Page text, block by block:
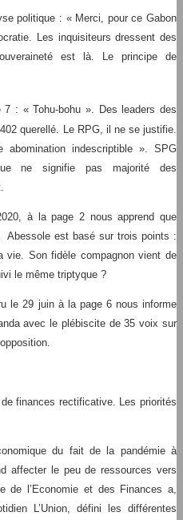
politique : « Merci, pour ce Gabon
Les inquisiteurs dressent des
est là. Le principe de
: « Tohu-bohu ». Des leaders des
querellé. Le RPG, il ne se justifie.
indescriptible ». SPG
ne signifie pas majorité des
à la page 2 nous apprend que
Abessole est basé sur trois points :
vie. Son fidèle compagnon vient de
le même triptyque ?
le 29 juin à la page 6 nous informe
avec le plébiscite de 35 voix sur
finances rectificative. Les priorités
du fait de la pandémie à
affecter le peu de ressources vers
de l’Economie et des Finances a,
L’Union, défini les différentes